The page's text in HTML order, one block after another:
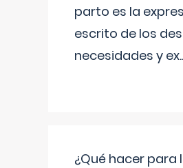
parto es la
escrito de los
necesidades y ex
¿Qué hacer para